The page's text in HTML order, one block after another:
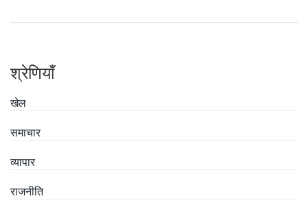
श्रेणियाँ
खेल
समाचार
व्यापार
राजनीति